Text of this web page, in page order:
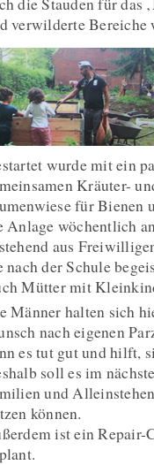
verwilderte Bereiche
wurde mit ein
Kräuter-
für Bienen
Anlage wöchentlich
aus
nach der Schule
Mütter mit
Männer halten sich
nach eigenen
es tut gut und hilft,
soll es im
und
können.
ist ein Repair-